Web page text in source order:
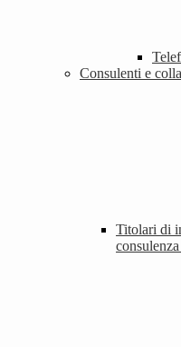
Consulenti e
Titolari di
consulenza